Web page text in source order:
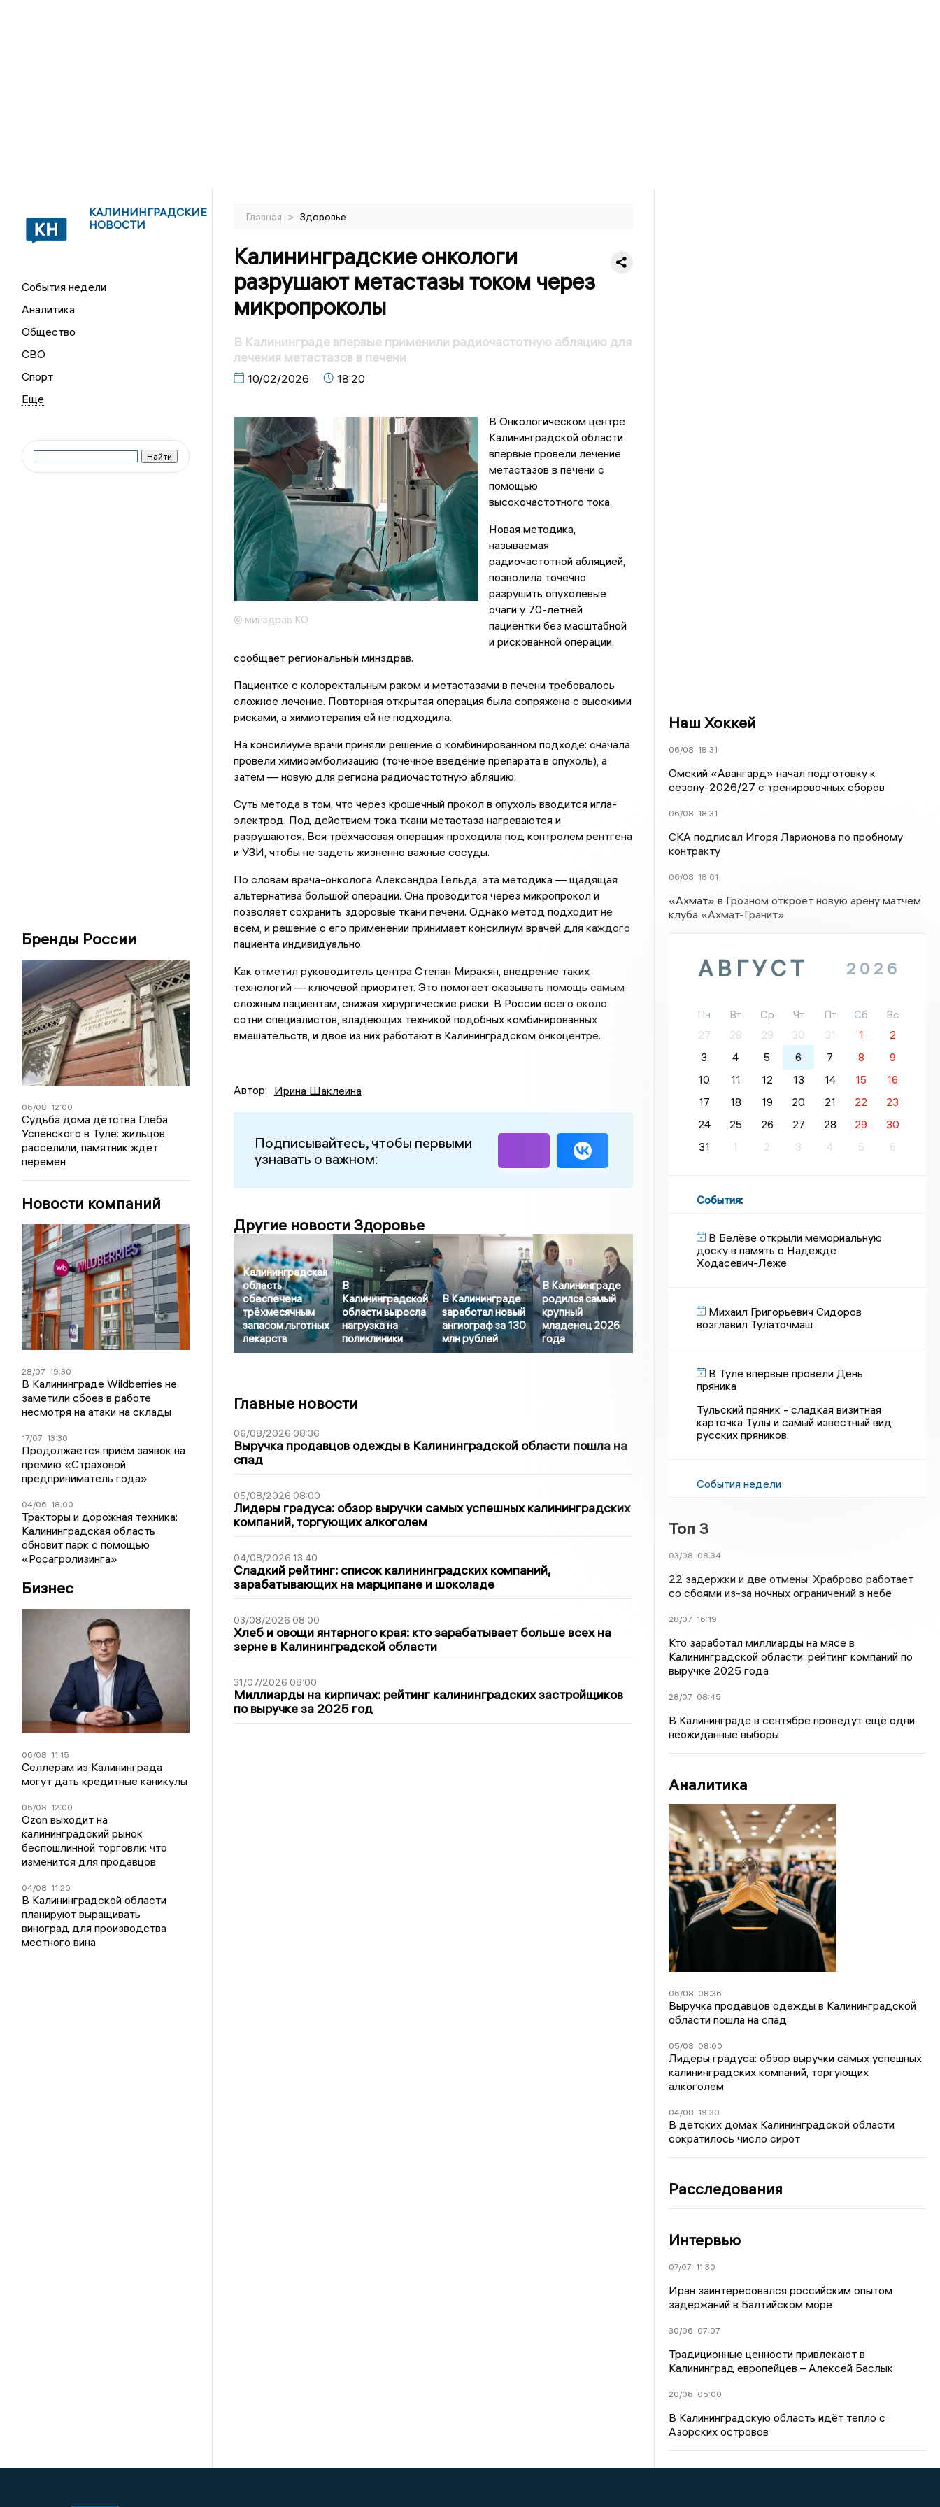
КАЛИНИНГРАДСКИЕ
НОВОСТИ
События недели
Аналитика
Общество
СВО
Спорт
Бренды России
06/08 12:00
Судьба дома детства Глеба
Успенского в Туле: жильцов
расселили, памятник ждет
перемен
Новости компаний
28/07 19:30
В Калининграде Wildberries не
заметили сбоев в работе
несмотря на атаки на склады
17/07 13:30
Продолжается приём заявок на
премию «Страховой
предприниматель года»
04/06 18:00
Тракторы и дорожная техника:
Калининградская область
обновит парк с помощью
«Росагролизинга»
Бизнес
06/08 11:15
Селлерам из Калининграда
могут дать кредитные каникулы
05/08 12:00
Ozon выходит на
калининградский рынок
беспошлинной торговли: что
изменится для продавцов
04/08 11:20
В Калининградской области
планируют выращивать
виноград для производства
местного вина
Главная > Здоровье
Калининградские онкологи
разрушают метастазы током через
микропроколы
В Калининграде впервые применили радиочастотную абляцию для
лечения метастазов в печени
10/02/2026 18:20
© минздрав КО
В Онкологическом центре
Калининградской области
впервые провели лечение
метастазов в печени с
помощью
высокочастотного тока.
Новая методика,
называемая
радиочастотной абляцией,
позволила точечно
разрушить опухолевые
очаги у 70-летней
пациентки без масштабной
и рискованной операции,
сообщает региональный минздрав.
Пациентке с колоректальным раком и метастазами в печени требовалось
сложное лечение. Повторная открытая операция была сопряжена с высокими
рисками, а химиотерапия ей не подходила.
На консилиуме врачи приняли решение о комбинированном подходе: сначала
провели химиоэмболизацию (точечное введение препарата в опухоль), а
затем — новую для региона радиочастотную абляцию.
Суть метода в том, что через крошечный прокол в опухоль вводится игла-
электрод. Под действием тока ткани метастаза нагреваются и
разрушаются. Вся трёхчасовая операция проходила под контролем рентгена
и УЗИ, чтобы не задеть жизненно важные сосуды.
По словам врача-онколога Александра Гельда, эта методика — щадящая
альтернатива большой операции. Она проводится через микропрокол и
позволяет сохранить здоровые ткани печени. Однако метод подходит не
всем, и решение о его применении принимает консилиум врачей для каждого
пациента индивидуально.
Как отметил руководитель центра Степан Миракян, внедрение таких
технологий — ключевой приоритет. Это помогает оказывать помощь самым
сложным пациентам, снижая хирургические риски. В России всего около
сотни специалистов, владеющих техникой подобных комбинированных
вмешательств, и двое из них работают в Калининградском онкоцентре.
Автор: Ирина Шаклеина
Подписывайтесь, чтобы первыми
узнавать о важном:
Другие новости Здоровье
Калининградская
область
обеспечена
трёхмесячным
запасом льготных
лекарств
В
Калининградской
области выросла
нагрузка на
поликлиники
В Калининграде
заработал новый
ангиограф за 130
млн рублей
В Калининграде
родился самый
крупный
младенец 2026
года
Главные новости
06/08/2026 08:36
Выручка продавцов одежды в Калининградской области пошла на
спад
05/08/2026 08:00
Лидеры градуса: обзор выручки самых успешных калининградских
компаний, торгующих алкоголем
04/08/2026 13:40
Сладкий рейтинг: список калининградских компаний,
зарабатывающих на марципане и шоколаде
03/08/2026 08:00
Хлеб и овощи янтарного края: кто зарабатывает больше всех на
зерне в Калининградской области
31/07/2026 08:00
Миллиарды на кирпичах: рейтинг калининградских застройщиков
по выручке за 2025 год
Наш Хоккей
06/08 18:31
Омский «Авангард» начал подготовку к
сезону-2026/27 с тренировочных сборов
06/08 18:31
СКА подписал Игоря Ларионова по пробному
контракту
06/08 18:01
«Ахмат» в Грозном откроет новую арену матчем
клуба «Ахмат-Гранит»
АВГУСТ 2026
Пн Вт Ср Чт Пт Сб
Вс
27
28 29 30 31 1
2
3
4 5 6 7 8
9
10
11 12 13 14 15
16
17
18 19 20 21 22
23
24
25 26 27 28 29
30
31
1 2 3 4 5 6
События:
В Белёве открыли мемориальную
доску в память о Надежде
Ходасевич-Леже
Михаил Григорьевич Сидоров
возглавил Тулаточмаш
В Туле впервые провели День
пряника
Тульский пряник - сладкая визитная
карточка Тулы и самый известный вид
русских пряников.
События недели
Топ 3
03/08 08:34
22 задержки и две отмены: Храброво работает
со сбоями из-за ночных ограничений в небе
28/07 16:19
Кто заработал миллиарды на мясе в
Калининградской области: рейтинг компаний по
выручке 2025 года
28/07 08:45
В Калининграде в сентябре проведут ещё одни
неожиданные выборы
Аналитика
06/08 08:36
Выручка продавцов одежды в Калининградской
области пошла на спад
05/08 08:00
Лидеры градуса: обзор выручки самых успешных
калининградских компаний, торгующих
алкоголем
04/08 19:30
В детских домах Калининградской области
сократилось число сирот
Расследования
Интервью
07/07 11:30
Иран заинтересовался российским опытом
задержаний в Балтийском море
30/06 07:07
Традиционные ценности привлекают в
Калининград европейцев – Алексей Баслык
20/06 05:00
В Калининградскую область идёт тепло с
Азорских островов